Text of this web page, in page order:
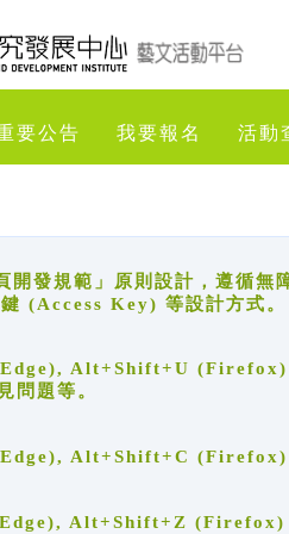
要公告 我要報名 活動
開發規範」原則設計，遵循
(Access Key) 等設計方式。
Alt+Shift+U (Firefox)：
問題等。
Alt+Shift+C (Firefox)：
Alt+Shift+Z (Firefox)：